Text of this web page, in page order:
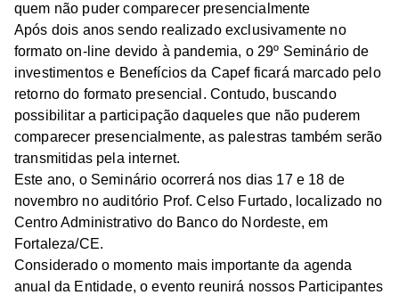
quem não puder comparecer presencialmente
Após dois anos sendo realizado exclusivamente no
formato on-line devido à pandemia, o 29º Seminário de
investimentos e Benefícios da Capef ficará marcado pelo
retorno do formato presencial. Contudo, buscando
possibilitar a participação daqueles que não puderem
comparecer presencialmente, as palestras também serão
transmitidas pela internet.
Este ano, o Seminário ocorrerá nos dias 17 e 18 de
novembro no auditório Prof. Celso Furtado, localizado no
Centro Administrativo do Banco do Nordeste, em
Fortaleza/CE.
Considerado o momento mais importante da agenda
anual da Entidade, o evento reunirá nossos Participantes